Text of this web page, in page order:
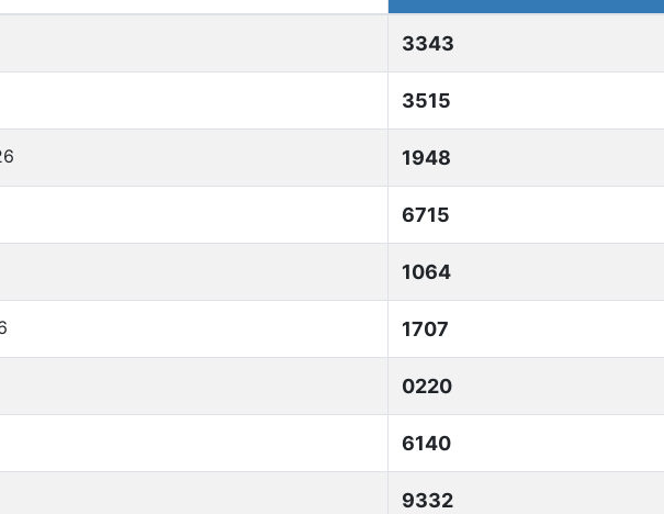
3343
3515
1948
6715
1064
1707
0220
6140
9332